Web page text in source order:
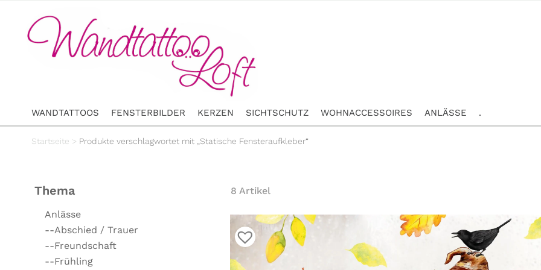
WANDTATTOOS FENSTERBILDER KERZEN SICHTSCHUTZ WOHNACCESSOIRES ANLÄSSE .
Startseite > Produkte verschlagwortet mit „Statische Fensteraufkleber“
Thema
Anlässe
--Abschied / Trauer
--Freundschaft
--Frühling
8 Artikel